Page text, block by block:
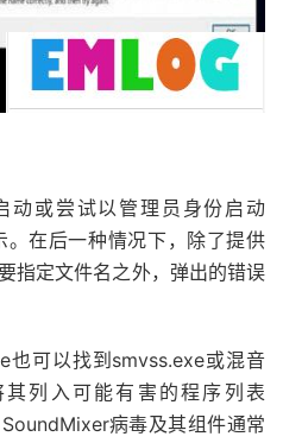
或尝试以管理员身份启动
在后一种情况下，除了提供
指定文件名之外，弹出的错误
可以找到smvss.exe或混音
列入可能有害的程序列表
SoundMixer病毒及其组件通常